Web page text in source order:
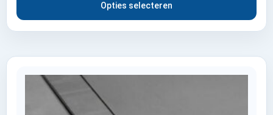
Opties selecteren